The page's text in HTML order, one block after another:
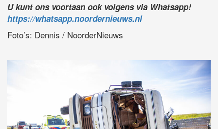
U kunt ons voortaan ook volgens via Whatsapp!
https://whatsapp.noordernieuws.nl
Foto’s: Dennis / NoorderNieuws